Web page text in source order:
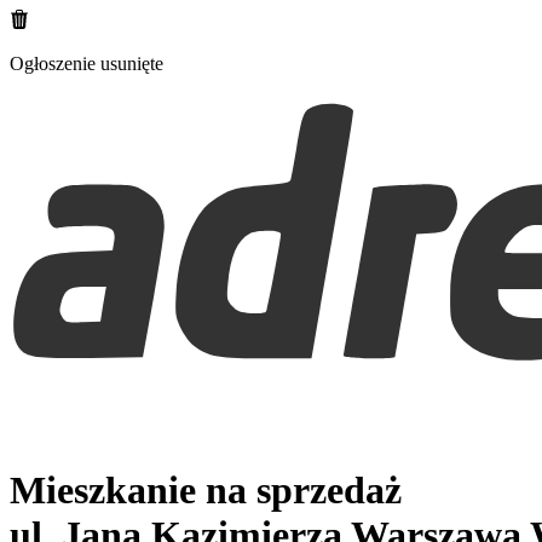
Ogłoszenie usunięte
Mieszkanie na sprzedaż